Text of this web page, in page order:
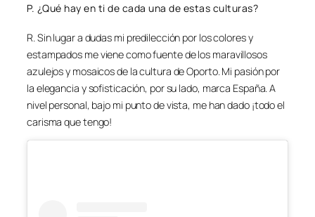
P. ¿Qué hay en ti de cada una de estas culturas?
R. Sin lugar a dudas mi predilección por los colores y
estampados me viene como fuente de los maravillosos
azulejos y mosaicos de la cultura de Oporto. Mi pasión por
la elegancia y sofisticación, por su lado, marca España. A
nivel personal, bajo mi punto de vista, me han dado ¡todo el
carisma que tengo!